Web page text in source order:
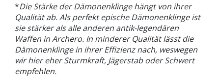
*Die Stärke der Dämonenklinge hängt von ihrer
Qualität ab. Als perfekt epische Dämonenklinge ist
sie stärker als alle anderen antik-legendären
Waffen in Archero. In minderer Qualität lässt die
Dämonenklinge in ihrer Effizienz nach, weswegen
wir hier eher Sturmkraft, Jägerstab oder Schwert
empfehlen.